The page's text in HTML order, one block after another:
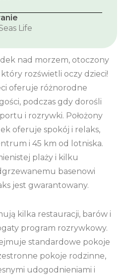
Life
nad morzem, otoczony
rozświetli oczy dzieci!
oferuje różnorodne
podczas gdy dorośli
i rozrywki. Położony
oferuje spokój i relaks,
i 45 km od lotniska.
plaży i kilku
basenowi
jest gwarantowany.
kilka restauracji, barów i
program rozrywkowy.
standardowe pokoje
pokoje rodzinne,
udogodnieniami i